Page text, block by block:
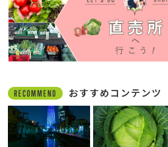
RECOMMEND おすすめコンテンツ